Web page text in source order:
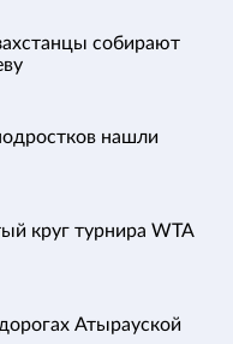
собирают
нашли
круг турнира WTA
Атырауской